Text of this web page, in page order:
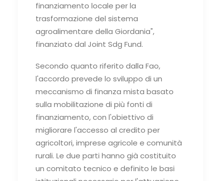
finanziamento locale per la
trasformazione del sistema
agroalimentare della Giordania",
finanziato dal Joint Sdg Fund.
Secondo quanto riferito dalla Fao,
l'accordo prevede lo sviluppo di un
meccanismo di finanza mista basato
sulla mobilitazione di più fonti di
finanziamento, con l'obiettivo di
migliorare l'accesso al credito per
agricoltori, imprese agricole e comunità
rurali. Le due parti hanno già costituito
un comitato tecnico e definito le basi